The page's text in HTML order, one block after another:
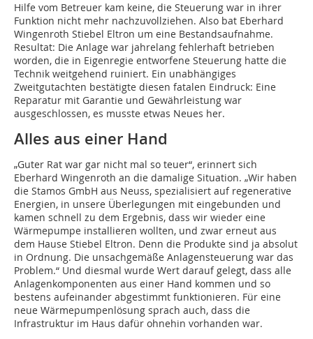
Hilfe vom Betreuer kam keine, die Steuerung war in ihrer
Funktion nicht mehr nachzuvollziehen. Also bat Eberhard
Wingenroth Stiebel Eltron um eine Bestandsaufnahme.
Resultat: Die Anlage war jahrelang fehlerhaft betrieben
worden, die in Eigenregie entworfene Steuerung hatte die
Technik weitgehend ruiniert. Ein unabhängiges
Zweitgutachten bestätigte diesen fatalen Eindruck: Eine
Reparatur mit Garantie und Gewährleistung war
ausgeschlossen, es musste etwas Neues her.
Alles aus einer Hand
„Guter Rat war gar nicht mal so teuer“, erinnert sich
Eberhard Wingenroth an die damalige Situation. „Wir haben
die Stamos GmbH aus Neuss, spezialisiert auf regenerative
Energien, in unsere Überlegungen mit eingebunden und
kamen schnell zu dem Ergebnis, dass wir wieder eine
Wärmepumpe installieren wollten, und zwar erneut aus
dem Hause Stiebel Eltron. Denn die Produkte sind ja absolut
in Ordnung. Die unsachgemäße Anlagensteuerung war das
Problem.“ Und diesmal wurde Wert darauf gelegt, dass alle
Anlagenkomponenten aus einer Hand kommen und so
bestens aufeinander abgestimmt funktionieren. Für eine
neue Wärmepumpenlösung sprach auch, dass die
Infrastruktur im Haus dafür ohnehin vorhanden war.